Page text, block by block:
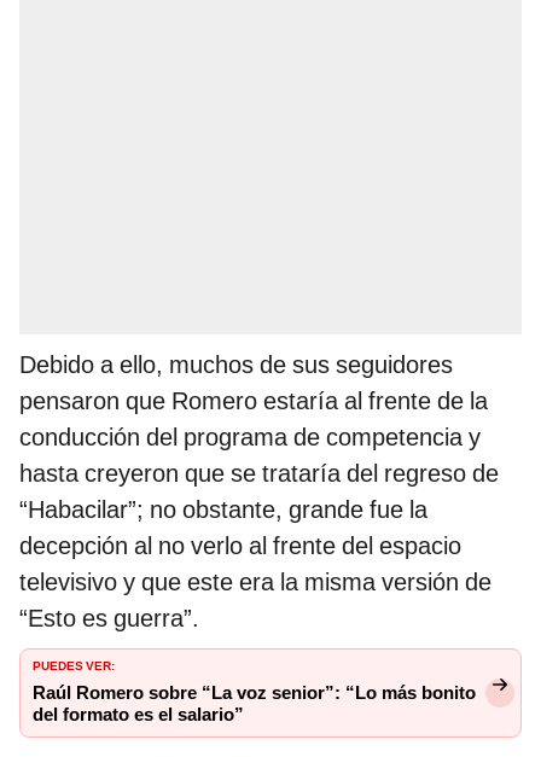
Debido a ello, muchos de sus seguidores
pensaron que Romero estaría al frente de la
conducción del programa de competencia y
hasta creyeron que se trataría del regreso de
“Habacilar”; no obstante, grande fue la
decepción al no verlo al frente del espacio
televisivo y que este era la misma versión de
“Esto es guerra”.
PUEDES VER:
Raúl Romero sobre “La voz senior”: “Lo más bonito
del formato es el salario”